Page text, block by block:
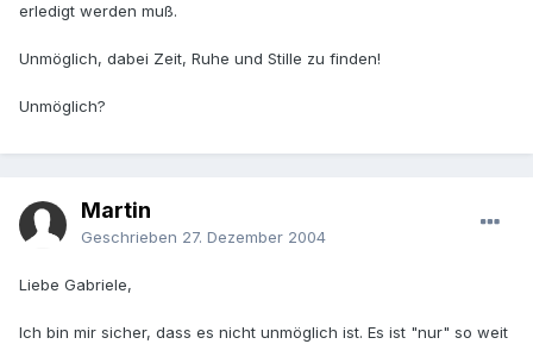
erledigt werden muß.
Unmöglich, dabei Zeit, Ruhe und Stille zu finden!
Unmöglich?
Martin
Geschrieben 27. Dezember 2004
Liebe Gabriele,
Ich bin mir sicher, dass es nicht unmöglich ist. Es ist "nur" so weit